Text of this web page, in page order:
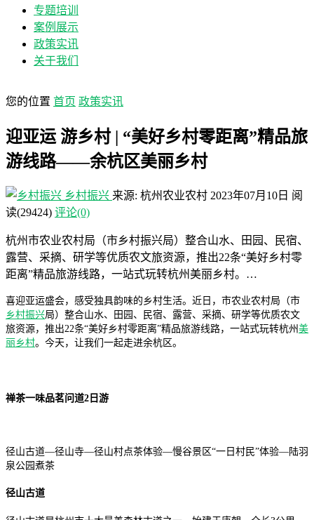
专题培训
案例展示
政策实讯
关于我们
您的位置 首页 政策实讯
迎亚运 游乡村 | “美好乡村零距离”精品旅
游线路——余杭区美丽乡村
乡村振兴 来源: 杭州农业农村 2023年07月10日 阅
读(29424) 评论(0)
杭州市农业农村局（市乡村振兴局）整合山水、田园、民宿、
露营、采摘、研学等优质农文旅资源，推出22条“美好乡村零
距离”精品旅游线路，一站式玩转杭州美丽乡村。…
喜迎亚运盛会，感受独具韵味的乡村生活。近日，市农业农村局（市
乡村振兴局）整合山水、田园、民宿、露营、采摘、研学等优质农文
旅资源，推出22条“美好乡村零距离”精品旅游线路，一站式玩转杭州 美
丽乡村。今天，让我们一起走进余杭区。
禅茶一味品茗问道2日游
径山古道—径山寺—径山村点茶体验—慢谷景区“一日村民”体验—陆羽
泉公园煮茶
径山古道